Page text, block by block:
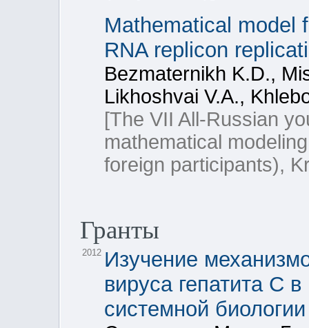
Mathematical model
RNA replicon
Bezmaternikh K.D.,
Likhoshvai V.A.,
[The VII All-Russian
mathematical
foreign participants),
Гранты
2012 Изучение
вируса гепатита C
системной биологии